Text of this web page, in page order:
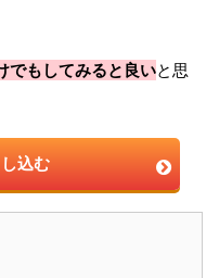
でもしてみると良いと思
込む